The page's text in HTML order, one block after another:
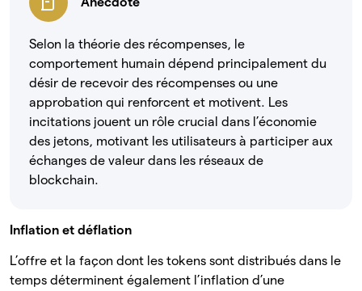
Selon la théorie des récompenses, le
comportement humain dépend principalement du
désir de recevoir des récompenses ou une
approbation qui renforcent et motivent. Les
incitations jouent un rôle crucial dans l’économie
des jetons, motivant les utilisateurs à participer aux
échanges de valeur dans les réseaux de
blockchain.
Inflation et déflation
L’offre et la façon dont les tokens sont distribués dans le
temps déterminent également l’inflation d’une